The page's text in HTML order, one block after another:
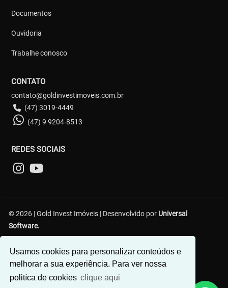
Usamos cookies para personalizar conteúdos e
melhorar a sua experiência. Para ver nossa
politíca de cookies clique aqui
Documentos
Ouvidoria
Trabalhe conosco
CONTATO
contato@goldinvestimoveis.com.br
(47) 3019-4449
(47) 9 9204-8513
REDES SOCIAIS
© 2026 | Gold Invest Imóveis | Desenvolvido por Universal
Software.
R. Hercílio Luz, 349 - Centro 1, Brusque - SC, 88350-301